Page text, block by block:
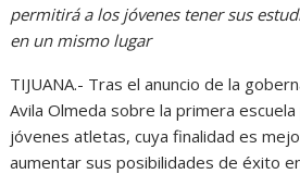
permitirá a los jóvenes tener sus
en un mismo lugar
TIJUANA.- Tras el anuncio de la
Avila Olmeda sobre la primera
jóvenes atletas, cuya finalidad es
aumentar sus posibilidades de éxito